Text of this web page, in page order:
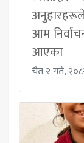
आम
आएका
चैत २ गते,